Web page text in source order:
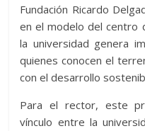
Fundación Ricardo
en el modelo del centro
la universidad genera
quienes conocen el
con el desarrollo
Para el rector, este
vínculo entre la